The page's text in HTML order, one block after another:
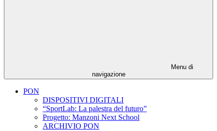
Menu di
navigazione
PON
DISPOSITIVI DIGITALI
“SportLab: La palestra del futuro”
Progetto: Manzoni Next School
ARCHIVIO PON